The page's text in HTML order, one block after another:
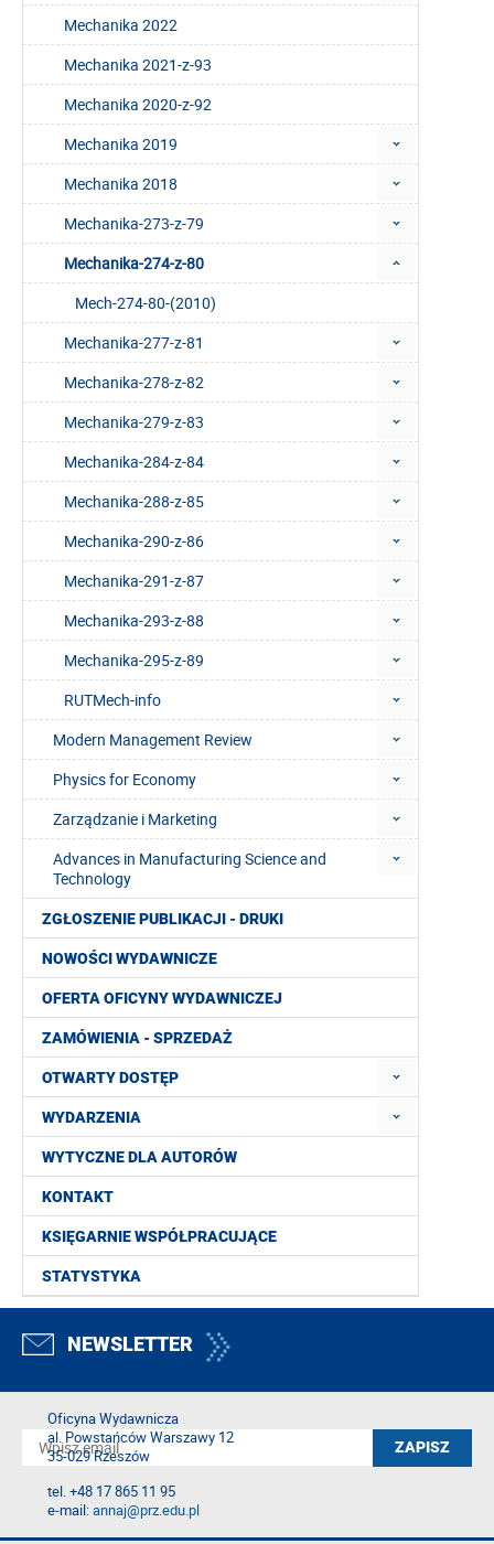
Mechanika 2022
Mechanika 2021-z-93
Mechanika 2020-z-92
Mechanika 2019
Mechanika 2018
Mechanika-273-z-79
Mechanika-274-z-80
Mech-274-80-(2010)
Mechanika-277-z-81
Mechanika-278-z-82
Mechanika-279-z-83
Mechanika-284-z-84
Mechanika-288-z-85
Mechanika-290-z-86
Mechanika-291-z-87
Mechanika-293-z-88
Mechanika-295-z-89
RUTMech-info
Modern Management Review
Physics for Economy
Zarządzanie i Marketing
Advances in Manufacturing Science and
Technology
ZGŁOSZENIE PUBLIKACJI - DRUKI
NOWOŚCI WYDAWNICZE
OFERTA OFICYNY WYDAWNICZEJ
ZAMÓWIENIA - SPRZEDAŻ
OTWARTY DOSTĘP
WYDARZENIA
WYTYCZNE DLA AUTORÓW
KONTAKT
KSIĘGARNIE WSPÓŁPRACUJĄCE
STATYSTYKA
NEWSLETTER
Oficyna Wydawnicza
al. Powstańców Warszawy 12
35-029 Rzeszów
tel. +48 17 865 11 95
e-mail:annaj@prz.edu.pl